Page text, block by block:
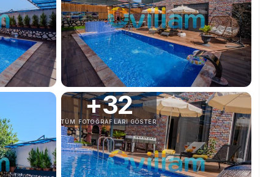
+32
TÜM FOTOĞRAFLARI GÖSTER